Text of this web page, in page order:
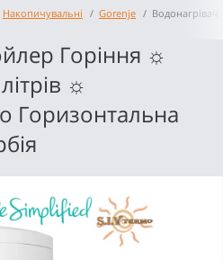
Накопичувальні Gorenje
Горіння ☼
☼
Горизонтальна